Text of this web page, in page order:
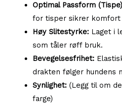
Optimal Passform
for tisper sikrer komfort
Høy Slitestyrke: Laget i
som tåler røff bruk.
Bevegelsesfrihet:
drakten følger hundens
Synlighet: (Legg til om
farge)